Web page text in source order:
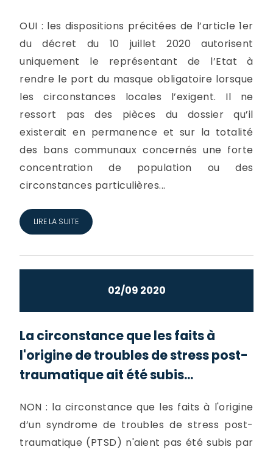
OUI : les dispositions précitées de l’article 1er
du décret du 10 juillet 2020 autorisent
uniquement le représentant de l’Etat à
rendre le port du masque obligatoire lorsque
les circonstances locales l’exigent. Il ne
ressort pas des pièces du dossier qu’il
existerait en permanence et sur la totalité
des bans communaux concernés une forte
concentration de population ou des
circonstances particulières...
LIRE LA SUITE
02/09 2020
La circonstance que les faits à
l'origine de troubles de stress post-
traumatique ait été subis...
NON : la circonstance que les faits à l'origine
d’un syndrome de troubles de stress post-
traumatique (PTSD) n'aient pas été subis par